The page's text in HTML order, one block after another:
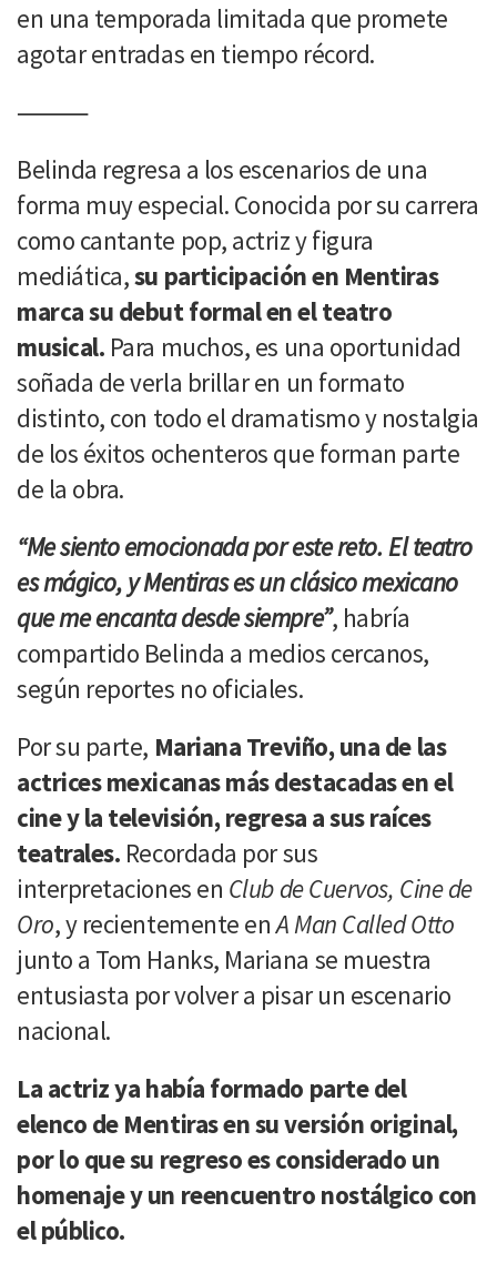
en una temporada limitada que promete
agotar entradas en tiempo récord.
⸻
Belinda regresa a los escenarios de una
forma muy especial. Conocida por su carrera
como cantante pop, actriz y figura
mediática,su participación en Mentiras
marca su debut formal en el teatro
musical. Para muchos, es una oportunidad
soñada de verla brillar en un formato
distinto, con todo el dramatismo y nostalgia
de los éxitos ochenteros que forman parte
de la obra.
“Me siento emocionada por este reto. El teatro
es mágico, y Mentiras es un clásico mexicano
que me encanta desde siempre”, habría
compartido Belinda a medios cercanos,
según reportes no oficiales.
Por su parte, Mariana Treviño, una de las
actrices mexicanas más destacadas en el
cine y la televisión, regresa a sus raíces
teatrales. Recordada por sus
interpretaciones en Club de Cuervos, Cine de
Oro, y recientemente enA Man Called Otto
junto a Tom Hanks, Mariana se muestra
entusiasta por volver a pisar un escenario
nacional.
La actriz ya había formado parte del
elenco de Mentiras en su versión original,
por lo que su regreso es considerado un
homenaje y un reencuentro nostálgico con
el público.